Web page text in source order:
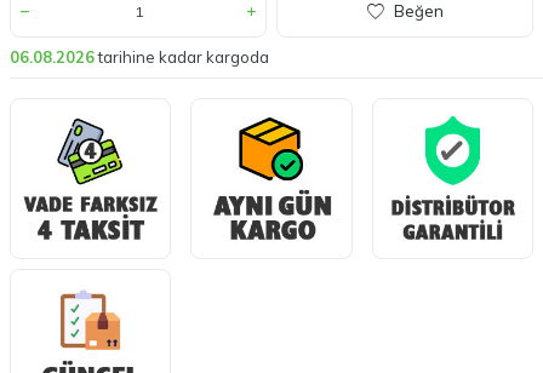
Beğen
06.08.2026tarihine kadar kargoda